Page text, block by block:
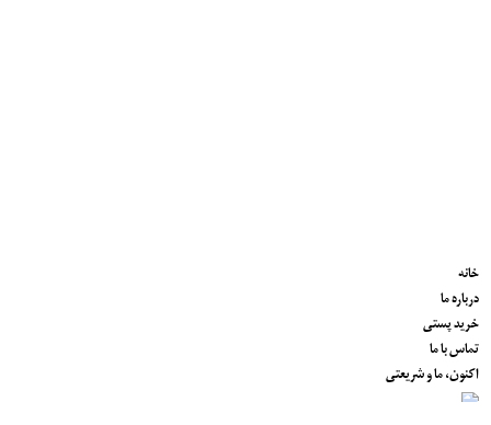
خانه
درباره ما
خرید پستی
تماس با ما
اکنون، ما و شریعتی